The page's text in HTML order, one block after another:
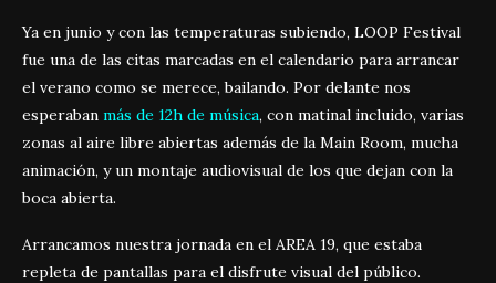
Ya en junio y con las temperaturas subiendo, LOOP Festival
fue una de las citas marcadas en el calendario para arrancar
el verano como se merece, bailando. Por delante nos
esperaban más de 12h de música, con matinal incluido, varias
zonas al aire libre abiertas además de la Main Room, mucha
animación, y un montaje audiovisual de los que dejan con la
boca abierta.
Arrancamos nuestra jornada en el AREA 19, que estaba
repleta de pantallas para el disfrute visual del público.